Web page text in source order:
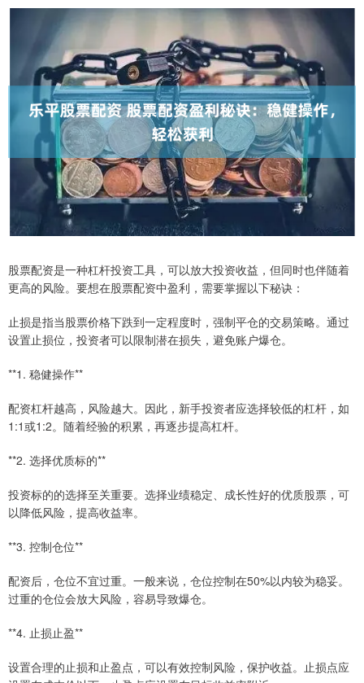
股票配资是一种杠杆投资工具，可以放大投资收益，但同时也伴随着
更高的风险。要想在股票配资中盈利，需要掌握以下秘诀：
止损是指当股票价格下跌到一定程度时，强制平仓的交易策略。通过
设置止损位，投资者可以限制潜在损失，避免账户爆仓。
**1. 稳健操作**
配资杠杆越高，风险越大。因此，新手投资者应选择较低的杠杆，如
1:1或1:2。随着经验的积累，再逐步提高杠杆。
**2. 选择优质标的**
投资标的的选择至关重要。选择业绩稳定、成长性好的优质股票，可
以降低风险，提高收益率。
**3. 控制仓位**
配资后，仓位不宜过重。一般来说，仓位控制在50%以内较为稳妥。
过重的仓位会放大风险，容易导致爆仓。
**4. 止损止盈**
设置合理的止损和止盈点，可以有效控制风险，保护收益。止损点应